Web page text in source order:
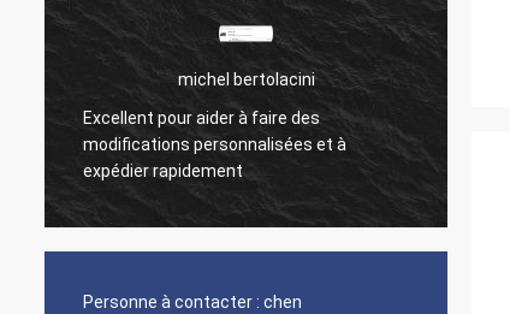
michel bertolacini
Excellent pour aider à faire des
modifications personnalisées et à
expédier rapidement
Personne à contacter : chen